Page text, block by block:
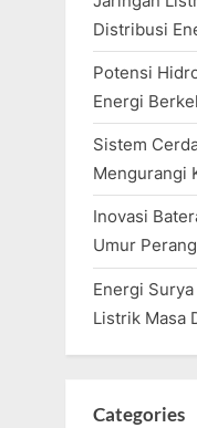
Distribusi
Potensi
Energi
Sistem
Mengurangi
Inovasi
Umur
Energi
Listrik Masa
Categories